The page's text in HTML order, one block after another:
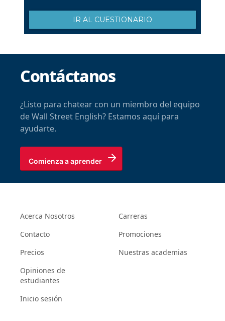
Contáctanos
¿Listo para chatear con un miembro del equipo
de Wall Street English? Estamos aquí para
ayudarte.
Comienza a aprender
Acerca Nosotros
Contacto
Precios
Opiniones de
estudiantes
Inicio sesión
Carreras
Promociones
Nuestras academias